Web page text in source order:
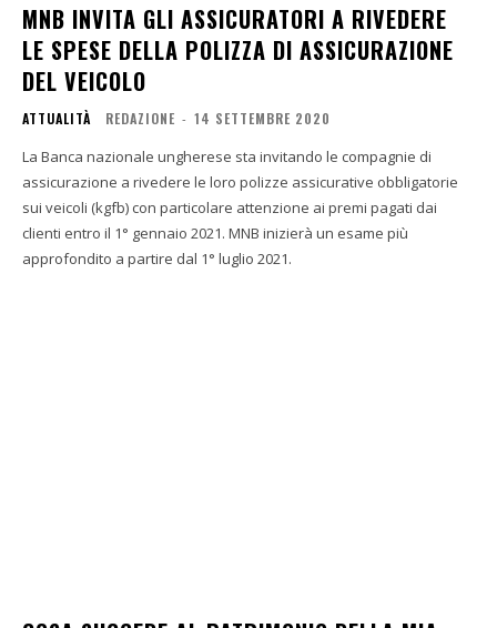
MNB INVITA GLI ASSICURATORI A RIVEDERE
LE SPESE DELLA POLIZZA DI ASSICURAZIONE
DEL VEICOLO
ATTUALITÀ REDAZIONE - 14 SETTEMBRE 2020
La Banca nazionale ungherese sta invitando le compagnie di
assicurazione a rivedere le loro polizze assicurative obbligatorie
sui veicoli (kgfb) con particolare attenzione ai premi pagati dai
clienti entro il 1° gennaio 2021. MNB inizierà un esame più
approfondito a partire dal 1° luglio 2021.